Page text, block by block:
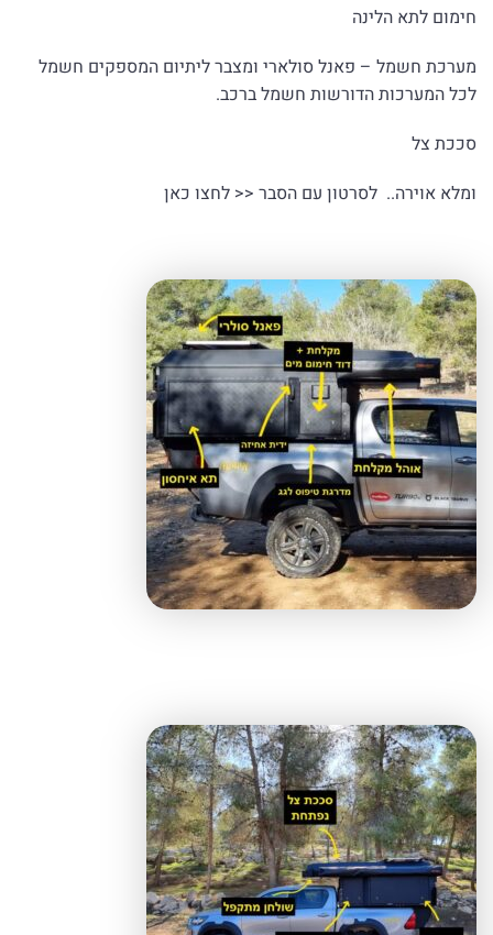
חימום לתא הלינה
מערכת חשמל – פאנל סולארי ומצבר ליתיום המספקים חשמל
לכל המערכות הדורשות חשמל ברכב.
סככת צל
ומלא אוירה.. לסרטון עם הסבר << לחצו כאן